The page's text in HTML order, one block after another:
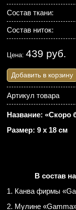
Состав ткани:
Состав ниток:
Цена:439 руб.
Добавить в корзину
Артикул товара
Название: «Скоро
Размер: 9 х 18 см
В состав
1. Канва фирмы
2. Мулине